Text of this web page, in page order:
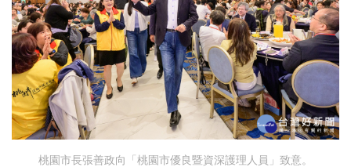
桃園市長張善政向「桃園市優良暨資深護理人員」致意。